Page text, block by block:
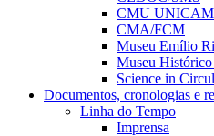
CMU
CMA/FCM
Museu Emílio
Museu
Science in
Documentos, cronologias e
Linha do Tempo
Imprensa